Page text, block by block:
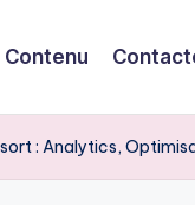
Contenu
: Analytics,